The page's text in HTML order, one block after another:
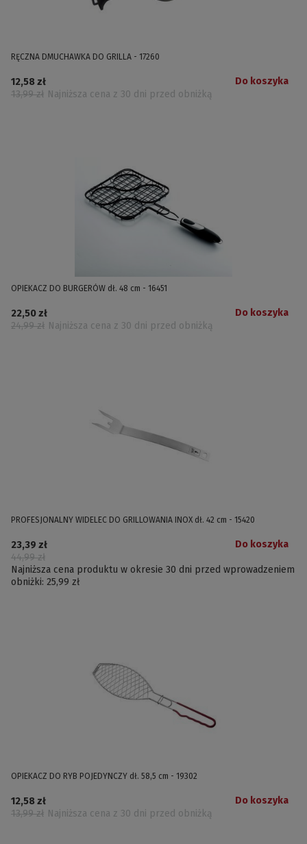
RĘCZNA DMUCHAWKA DO GRILLA - 17260
12,58 zł
13,99 zł Najniższa cena z 30 dni przed obniżką
Do koszyka
OPIEKACZ DO BURGERÓW dł. 48 cm - 16451
22,50 zł
24,99 zł Najniższa cena z 30 dni przed obniżką
Do koszyka
PROFESJONALNY WIDELEC DO GRILLOWANIA INOX dł. 42 cm - 15420
23,39 zł
44,99 zł
Najniższa cena produktu w okresie 30 dni przed wprowadzeniem
obniżki: 25,99 zł
Do koszyka
OPIEKACZ DO RYB POJEDYNCZY dł. 58,5 cm - 19302
12,58 zł
13,99 zł Najniższa cena z 30 dni przed obniżką
Do koszyka